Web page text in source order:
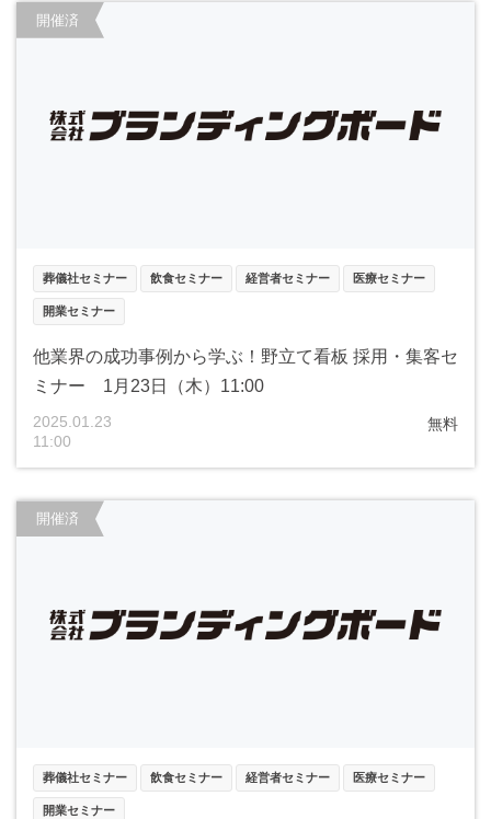
開催済
葬儀社セミナー 飲食セミナー 経営者セミナー 医療セミナー
開業セミナー
他業界の成功事例から学ぶ！野立て看板 採用・集客セ
ミナー 1月23日（木）11:00
2025.01.23
11:00
無料
開催済
葬儀社セミナー 飲食セミナー 経営者セミナー 医療セミナー
開業セミナー